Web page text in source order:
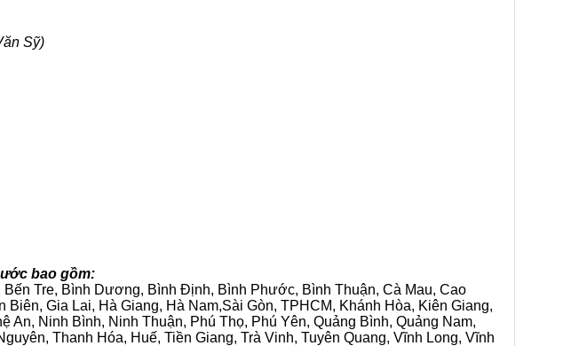
Sỹ)
bao gồm:
Tre, Bình Dương, Bình Định, Bình Phước, Bình Thuận, Cà Mau, Cao
Gia Lai, Hà Giang, Hà Nam,Sài Gòn, TPHCM, Khánh Hòa, Kiên Giang,
Ninh Bình, Ninh Thuận, Phú Thọ, Phú Yên, Quảng Bình, Quảng Nam,
Thanh Hóa, Huế, Tiền Giang, Trà Vinh, Tuyên Quang, Vĩnh Long, Vĩnh